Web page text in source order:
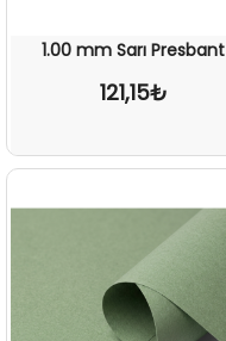
1.00 mm Sarı Presbant
121,15₺